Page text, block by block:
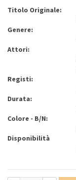
Titolo Originale:
Genere:
Attori:
Registi:
Durata:
Colore - B/N:
Disponibilità